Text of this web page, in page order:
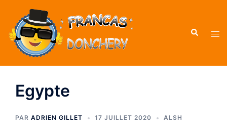
Egypte
PAR ADRIEN GILLET 17 JUILLET 2020 ALSH